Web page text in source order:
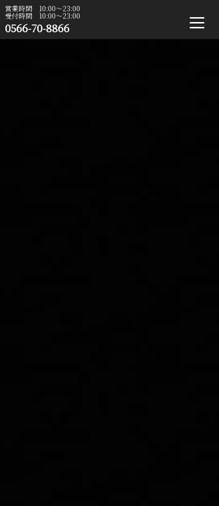
営業時間 10:00〜23:00
受付時間 10:00〜23:00
0566-70-8866